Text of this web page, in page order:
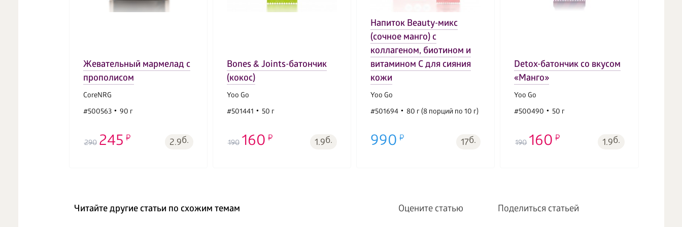
Жевательный мармелад с
прополисом
CoreNRG
#500563
90 г
290 245 2.9б.
Bones & Joints-батончик
(кокос)
Yoo Gо
#501441
50 г
190 160 1.9б.
Напиток Beauty-микс
(сочное манго) с
коллагеном, биотином и
витамином С для сияния
кожи
Yoo Gо
#501694
80 г (8 порций по 10 г)
990 17б.
Detox-батончик со вкусом
«Манго»
Yoo Gо
#500490
50 г
190 160 1.9б.
Читайте другие статьи по схожим темам Оцените статью Поделиться статьей